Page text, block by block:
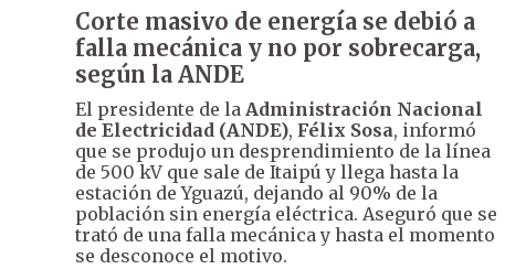
Corte masivo de energía se debió a
falla mecánica y no por sobrecarga,
según la ANDE
El presidente de la Administración Nacional
de Electricidad (ANDE), Félix Sosa, informó
que se produjo un desprendimiento de la línea
de 500 kV que sale de Itaipú y llega hasta la
estación de Yguazú, dejando al 90% de la
población sin energía eléctrica. Aseguró que se
trató de una falla mecánica y hasta el momento
se desconoce el motivo.